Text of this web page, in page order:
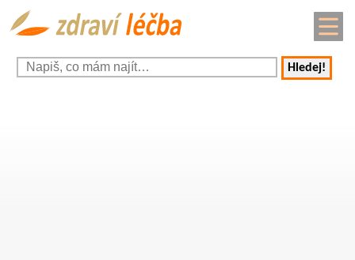
Hledej!